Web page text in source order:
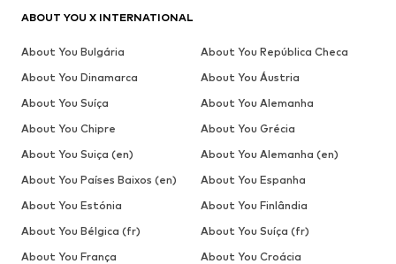
ABOUT YOU X INTERNATIONAL
About You Bulgária
About You República Checa
About You Dinamarca
About You Áustria
About You Suíça
About You Alemanha
About You Chipre
About You Grécia
About You Suiça (en)
About You Alemanha (en)
About You Países Baixos (en)
About You Espanha
About You Estónia
About You Finlândia
About You Bélgica (fr)
About You Suíça (fr)
About You França
About You Croácia